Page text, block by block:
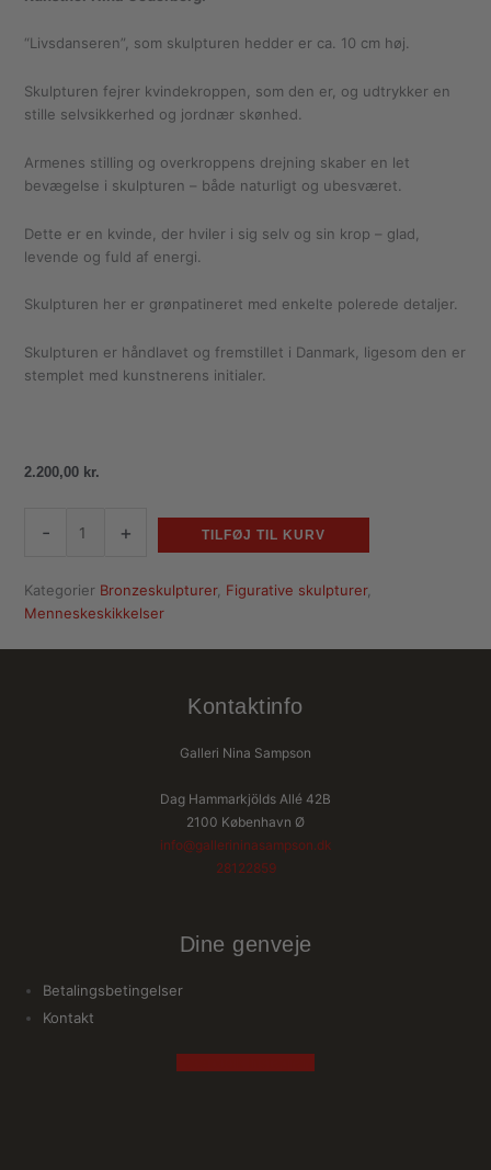
“Livsdanseren”, som skulpturen hedder er ca. 10 cm høj.
Skulpturen fejrer kvindekroppen, som den er, og udtrykker en
stille selvsikkerhed og jordnær skønhed.
Armenes stilling og overkroppens drejning skaber en let
bevægelse i skulpturen – både naturligt og ubesværet.
Dette er en kvinde, der hviler i sig selv og sin krop – glad,
levende og fuld af energi.
Skulpturen her er grønpatineret med enkelte polerede detaljer.
Skulpturen er håndlavet og fremstillet i Danmark, ligesom den er
stemplet med kunstnerens initialer.
2.200,00 kr.
- + TILFØJ TIL KURV
Kategorier Bronzeskulpturer, Figurative skulpturer,
Menneskeskikkelser
Kontaktinfo
Galleri Nina Sampson
Dag Hammarkjölds Allé 42B
2100 København Ø
info@gallerininasampson.dk
28122859
Dine genveje
Betalingsbetingelser
Kontakt